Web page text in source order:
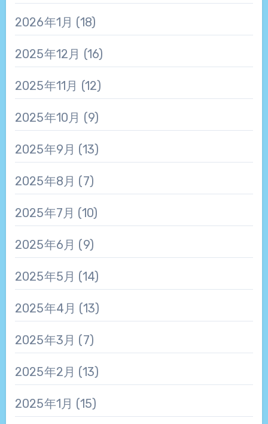
2026年1月 (18)
2025年12月 (16)
2025年11月 (12)
2025年10月 (9)
2025年9月 (13)
2025年8月 (7)
2025年7月 (10)
2025年6月 (9)
2025年5月 (14)
2025年4月 (13)
2025年3月 (7)
2025年2月 (13)
2025年1月 (15)